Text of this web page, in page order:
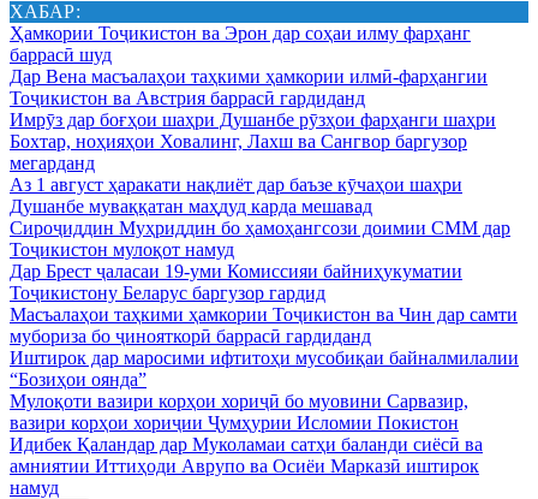
ХАБАР:
Ҳамкории Тоҷикистон ва Эрон дар соҳаи илму фарҳанг
баррасӣ шуд
Дар Вена масъалаҳои таҳкими ҳамкории илмӣ-фарҳангии
Тоҷикистон ва Австрия баррасӣ гардиданд
Имрӯз дар боғҳои шаҳри Душанбе рӯзҳои фарҳанги шаҳри
Бохтар, ноҳияҳои Ховалинг, Лахш ва Сангвор баргузор
мегарданд
Аз 1 август ҳаракати нақлиёт дар баъзе кӯчаҳои шаҳри
Душанбе муваққатан маҳдуд карда мешавад
Сироҷиддин Муҳриддин бо ҳамоҳангсози доимии СММ дар
Тоҷикистон мулоқот намуд
Дар Брест ҷаласаи 19-уми Комиссияи байниҳукуматии
Тоҷикистону Беларус баргузор гардид
Масъалаҳои таҳкими ҳамкории Тоҷикистон ва Чин дар самти
мубориза бо ҷинояткорӣ баррасӣ гардиданд
Иштирок дар маросими ифтитоҳи мусобиқаи байналмилалии
“Бозиҳои оянда”
Мулоқоти вазири корҳои хориҷӣ бо муовини Сарвазир,
вазири корҳои хориҷии Ҷумҳурии Исломии Покистон
Идибек Қаландар дар Муколамаи сатҳи баланди сиёсӣ ва
амниятии Иттиҳоди Аврупо ва Осиёи Марказӣ иштирок
намуд